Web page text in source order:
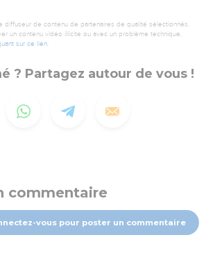
diffuseur de contenu de partenaires de qualité sélectionnés.
un contenu vidéo illicite ou avec un problème technique,
sur ce lien.
? Partagez autour de vous !
commentaire
vous pour poster un commentaire